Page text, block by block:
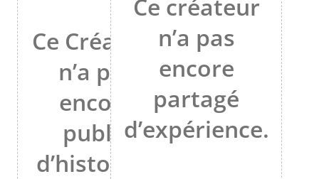
Ce Créateur
n’a pas
encore
publié
d’histoires.
Ce créateur
n’a pas
encore
partagé
d’expérience.